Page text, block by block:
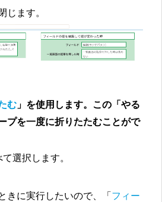
じます。
む 」を使用します。この「やる
プを一度に折りたたむことがで
選択します。
きに実行したいので、「 フィー